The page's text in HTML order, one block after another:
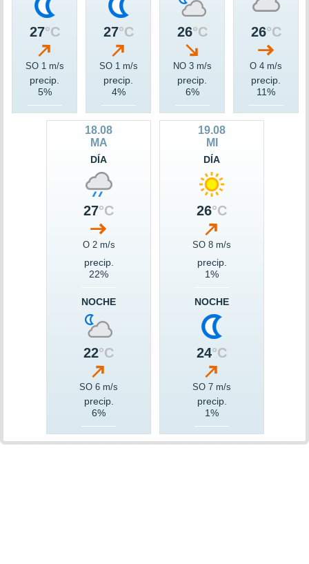
27°C
SO 1 m/s
precip.
5%
27°C
SO 1 m/s
precip.
4%
26°C
NO 3 m/s
precip.
6%
26°C
O 4 m/s
precip.
11%
18.08
MA
DÍA
27°C
O 2 m/s
precip.
22%
NOCHE
22°C
SO 6 m/s
precip.
6%
19.08
MI
DÍA
26°C
SO 8 m/s
precip.
1%
NOCHE
24°C
SO 7 m/s
precip.
1%